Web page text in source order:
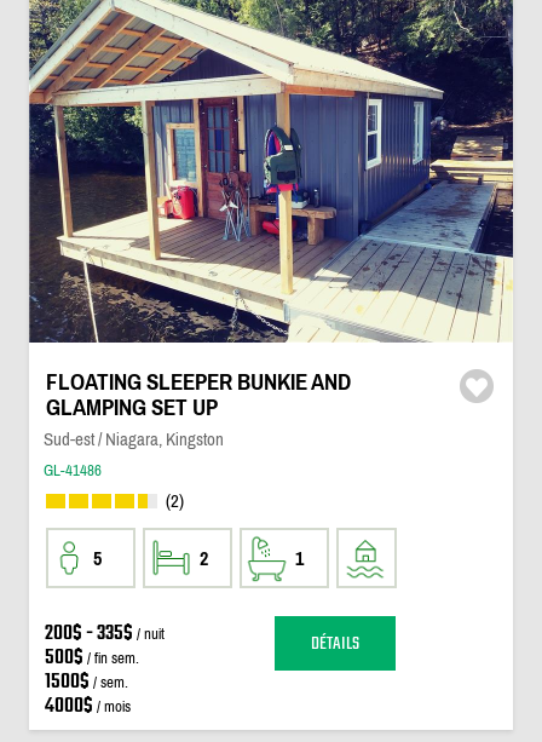
FLOATING SLEEPER BUNKIE AND
GLAMPING SET UP
Sud-est / Niagara, Kingston
GL-41486
(2)
5 2 1
200$ - 335$ / nuit
500$ / fin sem.
1500$ / sem.
4000$ / mois
DÉTAILS